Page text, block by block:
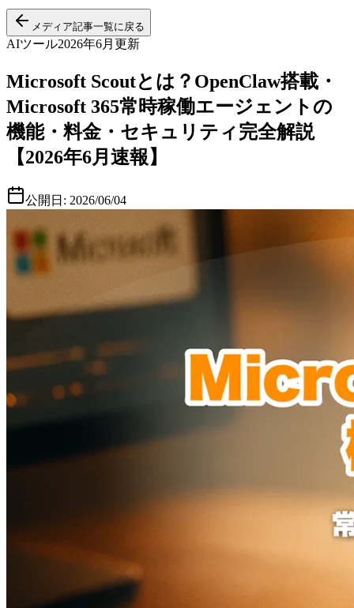
メディア記事一覧に戻る
AIツール2026年6月更新
Microsoft Scoutとは？OpenClaw搭載・
Microsoft 365常時稼働エージェントの
機能・料金・セキュリティ完全解説
【2026年6月速報】
公開日: 2026/06/04